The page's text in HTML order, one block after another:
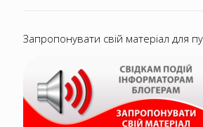
Запропонувати свій матеріал для